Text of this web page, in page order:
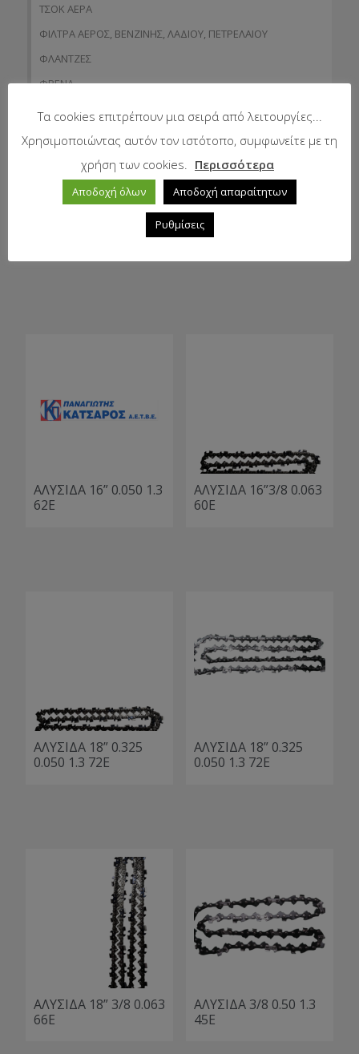
ΤΣΟΚ ΑΕΡΑ
ΦΙΛΤΡΑ ΑΕΡΟΣ, ΒΕΝΖΙΝΗΣ, ΛΑΔΙΟΥ, ΠΕΤΡΕΛΑΙΟΥ
ΦΛΑΝΤΖΕΣ
ΦΡΕΝΑ
ΧΕΙΡΟΛΑΒΕΣ
Γεωργικά μηχανήματα
Μηχανήματα Περιβάλλοντος – Καθαριότητας – Δασών
Μηχανήματα Συντήρησης Πρασίνου – Γηπέδων – Κήπων
ΑΛΥΣΙΔΑ 16” 0.050 1.3
62E
ΑΛΥΣΙΔΑ 16”3/8 0.063
60Ε
ΑΛΥΣΙΔΑ 18” 0.325
0.050 1.3 72Ε
ΑΛΥΣΙΔΑ 18” 0.325
0.050 1.3 72Ε
ΑΛΥΣΙΔΑ 18” 3/8 0.063
66Ε
ΑΛΥΣΙΔΑ 3/8 0.50 1.3
45Ε
Τα cookies επιτρέπουν μια σειρά από λειτουργίες...
Χρησιμοποιώντας αυτόν τον ιστότοπο, συμφωνείτε με τη
χρήση των cookies.
Περισσότερα
Αποδοχή όλων Αποδοχή απαραίτητων
Ρυθμίσεις